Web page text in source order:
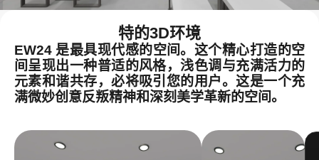
特的3D环境
EW24 是最具现代感的空间。这个精心打造的空
间呈现出一种普适的风格，浅色调与充满活力的
元素和谐共存，必将吸引您的用户。这是一个充
满微妙创意反叛精神和深刻美学革新的空间。